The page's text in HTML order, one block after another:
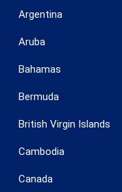
Argentina
Aruba
Bahamas
Bermuda
British Virgin Islands
Cambodia
Canada